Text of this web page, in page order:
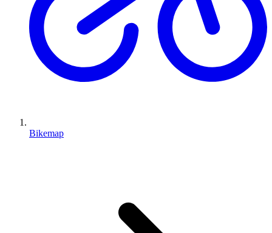
Bikemap